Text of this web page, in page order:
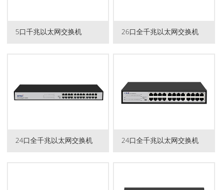
5口千兆以太网交换机 26口全千兆以太网交换机
24口全千兆以太网交换机 24口全千兆以太网交换机